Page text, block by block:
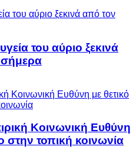
του αύριο ξεκινά
Κοινωνική Ευθύνη
στην τοπική κοινωνία